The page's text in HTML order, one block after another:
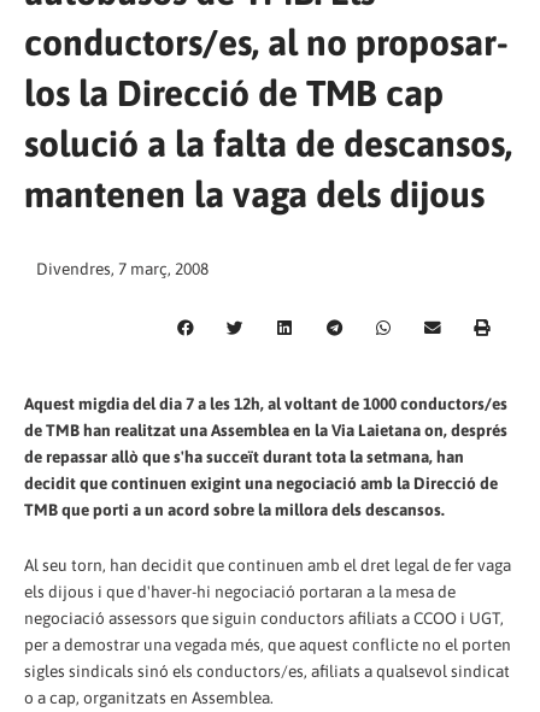
conductors/es, al no proposar-
los la Direcció de TMB cap
solució a la falta de descansos,
mantenen la vaga dels dijous
Divendres, 7 març, 2008
Aquest migdia del dia 7 a les 12h, al voltant de 1000 conductors/es
de TMB han realitzat una Assemblea en la Via Laietana on, després
de repassar allò que s'ha succeït durant tota la setmana, han
decidit que continuen exigint una negociació amb la Direcció de
TMB que porti a un acord sobre la millora dels descansos.
Al seu torn, han decidit que continuen amb el dret legal de fer vaga
els dijous i que d'haver-hi negociació portaran a la mesa de
negociació assessors que siguin conductors afiliats a CCOO i UGT,
per a demostrar una vegada més, que aquest conflicte no el porten
sigles sindicals sinó els conductors/es, afiliats a qualsevol sindicat
o a cap, organitzats en Assemblea.